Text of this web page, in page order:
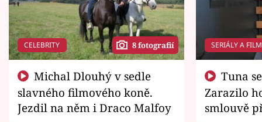
CELEBRITY 8 fotografií
slavného filmového koně.
Jezdil na něm i Draco Malfoy
SERIÁLY A
Zarazilo
smlouvě